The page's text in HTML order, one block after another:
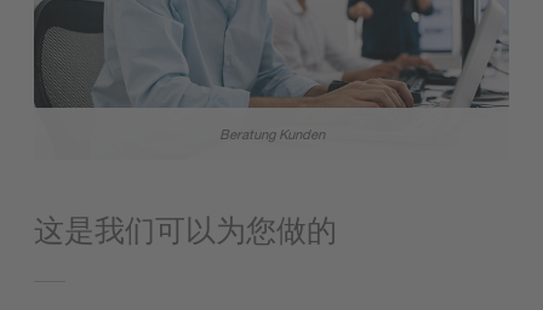
Beratung Kunden
这是我们可以为您做的